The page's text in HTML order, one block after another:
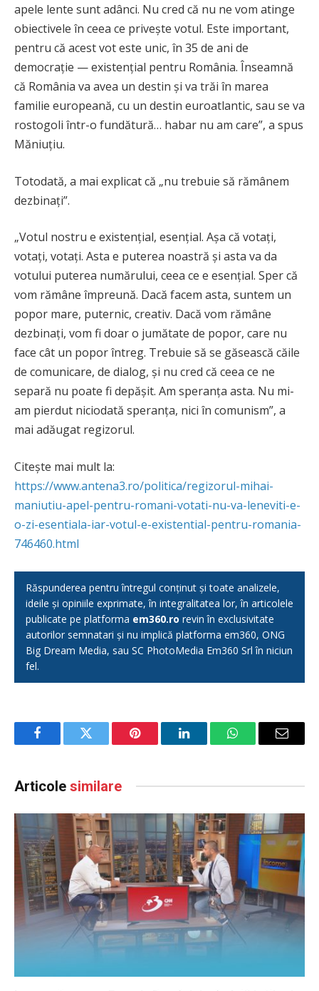
apele lente sunt adânci. Nu cred că nu ne vom atinge
obiectivele în ceea ce privește votul. Este important,
pentru că acest vot este unic, în 35 de ani de
democrație — existențial pentru România. Înseamnă
că România va avea un destin și va trăi în marea
familie europeană, cu un destin euroatlantic, sau se va
rostogoli într-o fundătură… habar nu am care”, a spus
Măniuțiu.
Totodată, a mai explicat că „nu trebuie să rămânem
dezbinați”.
„Votul nostru e existențial, esențial. Așa că votați,
votați, votați. Asta e puterea noastră și asta va da
votului puterea numărului, ceea ce e esențial. Sper că
vom rămâne împreună. Dacă facem asta, suntem un
popor mare, puternic, creativ. Dacă vom rămâne
dezbinați, vom fi doar o jumătate de popor, care nu
face cât un popor întreg. Trebuie să se găsească căile
de comunicare, de dialog, și nu cred că ceea ce ne
separă nu poate fi depășit. Am speranța asta. Nu mi-
am pierdut niciodată speranța, nici în comunism”, a
mai adăugat regizorul.
Citește mai mult la:
https://www.antena3.ro/politica/regizorul-mihai-
maniutiu-apel-pentru-romani-votati-nu-va-leneviti-e-
o-zi-esentiala-iar-votul-e-existential-pentru-romania-
746460.html
Răspunderea pentru întregul conținut și toate analizele,
ideile și opiniile exprimate, în integralitatea lor, în articolele
publicate pe platforma em360.ro revin în exclusivitate
autorilor semnatari și nu implică platforma em360, ONG
Big Dream Media, sau SC PhotoMedia Em360 Srl în niciun
fel.
FacebookTwitter Pinterest LinkedInWhatsAppEmail
Articole similare